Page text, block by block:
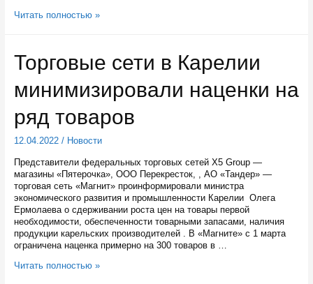
«Русский
через
два
года
должен
4
секций
в
год
Читать полностью »
Торговые сети в Карелии
минимизировали наценки на
ряд товаров
12.04.2022/ Новости
Представители федеральных торговых сетей X5 Group —
магазины «Пятерочка», ООО Перекресток, , АО «Тандер» —
торговая сеть «Магнит» проинформировали министра
экономического развития и промышленности Карелии Олега
Ермолаева о сдерживании роста цен на товары первой
необходимости, обеспеченности товарными запасами, наличия
продукции карельских производителей . В «Магните» с 1 марта
ограничена наценка примерно на 300 товаров в …
Торговые
Читать полностью »